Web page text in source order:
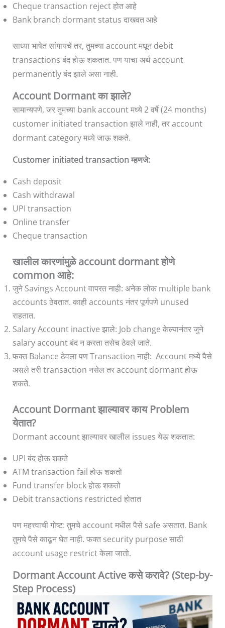
Cheque transaction reject होत आहे
Bank branch dormant status दाखवत आहे
साध्या भाषेत सांगायचे तर, तुमच्या account मधून debit
transactions बंद होऊ शकतात. पण याचा अर्थ account
permanently बंद झाले असा नाही.
Account Dormant का झाले?
सामान्यपणे, जर तुमच्या bank account मध्ये 2 वर्षे (24 months)
customer initiated transaction झाले नाही, तर account
dormant category मध्ये जाऊ शकते.
Customer initiated transaction म्हणजे:
Cash deposit
Cash withdrawal
UPI transaction
Online transfer
Cheque transaction
खालील कारणांमुळे account dormant होणे
common आहे:
जुने Savings Account वापरत नाही: अनेक लोक multiple bank
accounts ठेवतात. काही accounts नंतर पूर्णपणे unused
राहतात.
Salary Account inactive झाले: Job change केल्यानंतर जुने
salary account बंद न करता तसेच ठेवले जाते.
फक्त Balance ठेवला पण Transaction नाही: Account मध्ये पैसे
असले तरी transaction नसेल तर account dormant होऊ
शकते.
Account Dormant झाल्यावर काय Problem
येतात?
Dormant account झाल्यावर खालील issues येऊ शकतात:
UPI बंद होऊ शकते
ATM transaction fail होऊ शकतो
Fund transfer block होऊ शकतो
Debit transactions restricted होतात
पण महत्त्वाची गोष्ट: तुमचे account मधील पैसे safe असतात. Bank
तुमचे पैसे काढून घेत नाही. फक्त security purpose साठी
account usage restrict केला जातो.
Dormant Account Active कसे करावे? (Step-by-
Step Process)